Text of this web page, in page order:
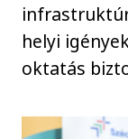
helyi
oktatás